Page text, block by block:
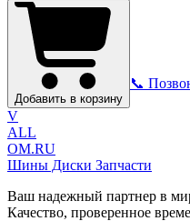
Добавить в корзину
📞
V
ALL
OM.RU
Шины Диски Запчасти
Ваш надежный партнер в
Качество, проверенное